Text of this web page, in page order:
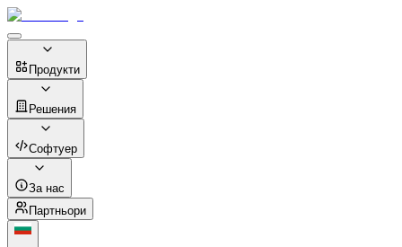
Продукти
Решения
Софтуер
За нас
Партньори